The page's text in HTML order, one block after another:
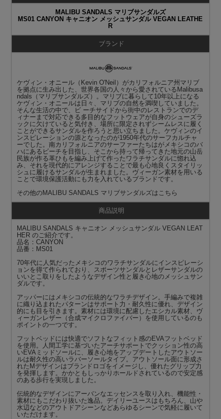
MALIBU SANDALS マリブサンダルズ
MS01 CANYON キャニオン メッシュサンダル VEGAN LEATHE
R
ブランド
ケヴィン・オニール（Kevin O'Neil）がカリフォルニア州マリブ
を拠点に生み出した、世界各国の人々から愛されているMalibusa
ndals（マリブサンダルズ）。マリブに暮らして10年以上になる
ケヴィン・オニールは日々、マリブの自然を満喫していました。
そんな生活の中で、ビ ーチサイドから街中のレストランでのデ
ィナーまで対応できる多目的なフットウェアが自身のシューズラ
ックに欠けていると気付き、場所に限定されずシームレスに履く
ことができるサンダルを作ろうと思い立ちました。ケヴィンのイ
ンスピレーションの源となったのが1950年代のサーフカルチャ
ーでした。南カリフォルニアのサーファーたちはがメキシコのバ
ハにあるビーチを目指し、そこから持って帰ってきた地元の山岳
民族が作る革ひもを編み上げて作ったワラチサンダルに惚れ込
み、それを現代的にアレンジすることで最も心地良くスタイリッ
シュに履けるサンダルが生まれました。ヴィーガン素材を用いる
ことで環境保護活動にも力を入れているブランドです。
その他のMALIBU SANDALS マリブサンダルズはこちら
商品説明
MALIBU SANDALS キャニオン メッシュサンダル VEGAN LEAT
HER のご紹介です。
品名：CANYON
品番：MS01
70年代に人気だったメキシコのワラチサンダルにインスピレーシ
ョンを得て作られており、スポーツサンダルとレザーサンダルの
いいとこ取りをしたようなデザイン性と履き心地のメッシュサン
ダルです。
アッパーにはメキシコの伝統的なワラチデザイン。手編みで複雑
に織り込まれたパターンはサポート力・耐久性に優れ、デザイン
的にも目を引きます。素材には環境に配慮したエシカル素材、ヴ
ィーガンレザー（合成マイクロファイバー）を使用しているのも
ポイントの一つです。
フットベッドには快適でソフトなフィット感のEVAフットベッド
を使用。人間工学に基づいたアーチサポートでクッション性の高
いEVAミッドソールに、履き心地をアップデートしたアウトソー
ルは耐久性の高いラバーソールタイプ。アウトソール面に形成さ
れたMデザインはブランドロゴをイメージし、優れたグリップ力
を発揮します。かかともしっかりホールドされているので安定感
のある歩行を実現しました。
伝統的なデザインにアーバンなエッセンスを取り入れ、機能性・
素材にもこだわり抜いた逸品。デイリーユースはもちろん、山や
水辺などのアウトドアシーンなどあらゆるシーンで気軽に履いて
いただけます。